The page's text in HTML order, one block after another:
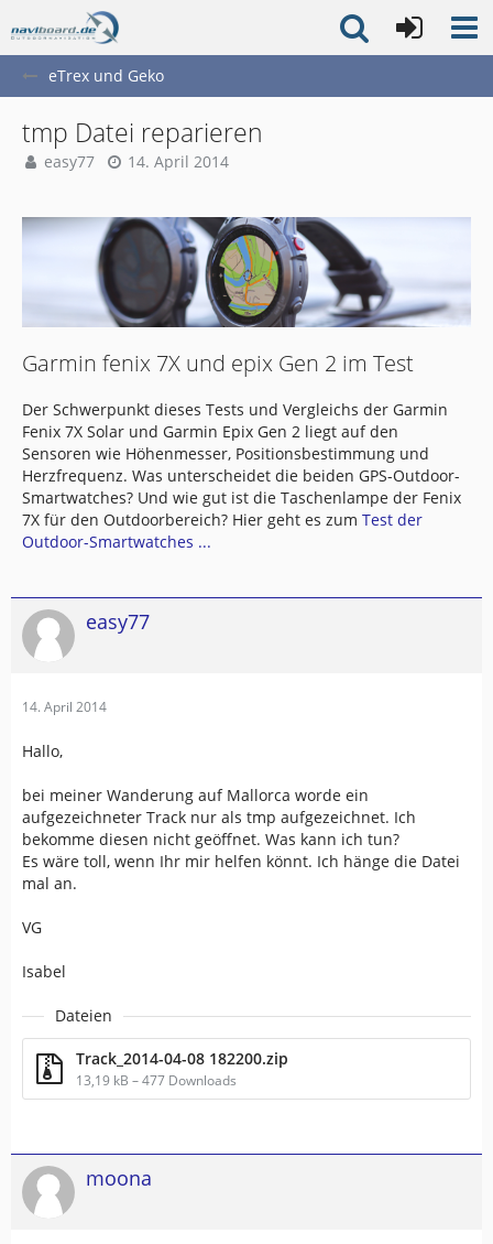
eTrex und Geko
tmp Datei reparieren
easy77 14. April 2014
Garmin fenix 7X und epix Gen 2 im Test
Der Schwerpunkt dieses Tests und Vergleichs der Garmin
Fenix 7X Solar und Garmin Epix Gen 2 liegt auf den
Sensoren wie Höhenmesser, Positionsbestimmung und
Herzfrequenz. Was unterscheidet die beiden GPS-Outdoor-
Smartwatches? Und wie gut ist die Taschenlampe der Fenix
7X für den Outdoorbereich? Hier geht es zum Test der
Outdoor-Smartwatches ...
easy77
14. April 2014
Hallo,
bei meiner Wanderung auf Mallorca worde ein
aufgezeichneter Track nur als tmp aufgezeichnet. Ich
bekomme diesen nicht geöffnet. Was kann ich tun?
Es wäre toll, wenn Ihr mir helfen könnt. Ich hänge die Datei
mal an.
VG
Isabel
Dateien
Track_2014-04-08 182200.zip
13,19 kB – 477 Downloads
moona